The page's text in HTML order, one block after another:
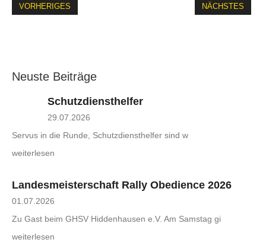
VORHERIGES NÄCHSTES
Neuste Beiträge
Schutzdiensthelfer
29.07.2026
Servus in die Runde, Schutzdiensthelfer sind w
weiterlesen
Landesmeisterschaft Rally Obedience 2026
01.07.2026
Zu Gast beim GHSV Hiddenhausen e.V. Am Samstag gi
weiterlesen